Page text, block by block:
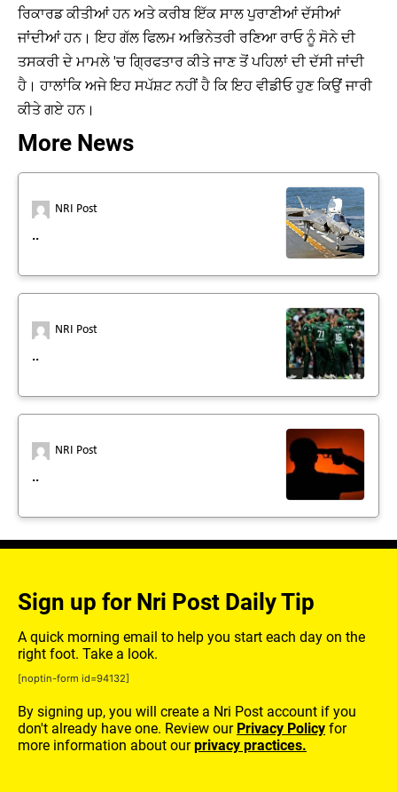
ਰਿਕਾਰਡ ਕੀਤੀਆਂ ਹਨ ਅਤੇ ਕਰੀਬ ਇੱਕ ਸਾਲ ਪੁਰਾਣੀਆਂ ਦੱਸੀਆਂ
ਜਾਂਦੀਆਂ ਹਨ। ਇਹ ਗੱਲ ਫਿਲਮ ਅਭਿਨੇਤਰੀ ਰਣਿਆ ਰਾਓ ਨੂੰ ਸੋਨੇ ਦੀ
ਤਸਕਰੀ ਦੇ ਮਾਮਲੇ 'ਚ ਗ੍ਰਿਫਤਾਰ ਕੀਤੇ ਜਾਣ ਤੋਂ ਪਹਿਲਾਂ ਦੀ ਦੱਸੀ ਜਾਂਦੀ
ਹੈ। ਹਾਲਾਂਕਿ ਅਜੇ ਇਹ ਸਪੱਸ਼ਟ ਨਹੀਂ ਹੈ ਕਿ ਇਹ ਵੀਡੀਓ ਹੁਣ ਕਿਉਂ ਜਾਰੀ
ਕੀਤੇ ਗਏ ਹਨ।
More News
NRI Post
..
NRI Post
..
NRI Post
..
Sign up for Nri Post Daily Tip
A quick morning email to help you start each day on the
right foot. Take a look.
[noptin-form id=94132]
By signing up, you will create a Nri Post account if you
don't already have one. Review our Privacy Policy for
more information about ourprivacy practices.